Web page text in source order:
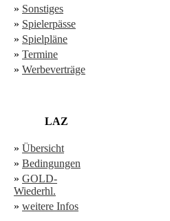
» Sonstiges
» Spielerpässe
» Spielpläne
» Termine
» Werbeverträge
LAZ
» Übersicht
» Bedingungen
» GOLD-
Wiederhl.
» weitere Infos